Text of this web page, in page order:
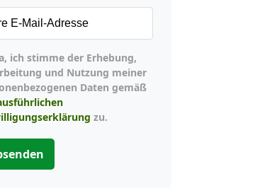
und Nutzung meiner
Daten gemäß
zu.